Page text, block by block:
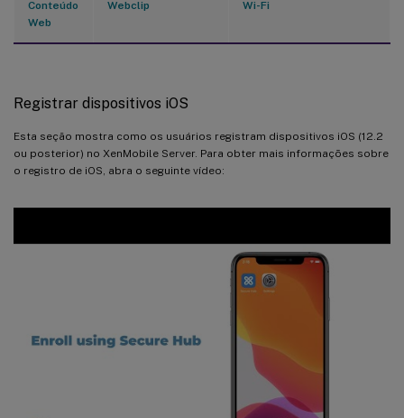
Conteúdo
Web
Webclip Wi-Fi
Registrar dispositivos iOS
Esta seção mostra como os usuários registram dispositivos iOS (12.2
ou posterior) no XenMobile Server. Para obter mais informações sobre
o registro de iOS, abra o seguinte vídeo: